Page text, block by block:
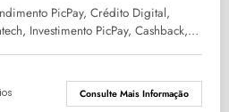
Seu Dinheiro
PicPay, Crédito Digital,
Investimento PicPay, Cashback,…
Consulte Mais Informação